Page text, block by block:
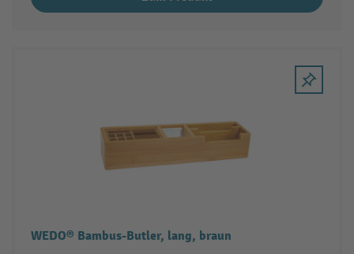
WEDO® Bambus-Butler, lang, braun